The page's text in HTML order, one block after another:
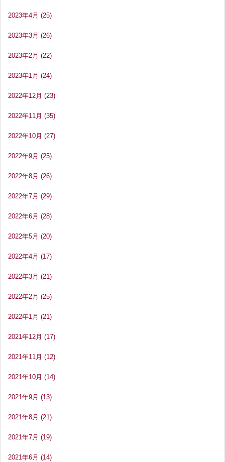
2023年4月 (25)
2023年3月 (26)
2023年2月 (22)
2023年1月 (24)
2022年12月 (23)
2022年11月 (35)
2022年10月 (27)
2022年9月 (25)
2022年8月 (26)
2022年7月 (29)
2022年6月 (28)
2022年5月 (20)
2022年4月 (17)
2022年3月 (21)
2022年2月 (25)
2022年1月 (21)
2021年12月 (17)
2021年11月 (12)
2021年10月 (14)
2021年9月 (13)
2021年8月 (21)
2021年7月 (19)
2021年6月 (14)